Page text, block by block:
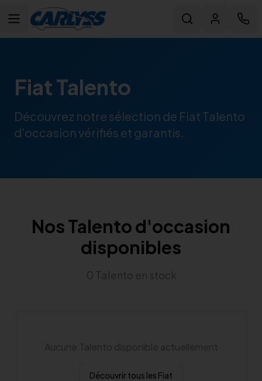
Fiat Talento
Découvrez notre sélection de Fiat Talento
d'occasion vérifiés et garantis.
NosTalentod'occasion
disponibles
0 Talento en stock
Aucune Talento disponible actuellement
Découvrir tous les Fiat